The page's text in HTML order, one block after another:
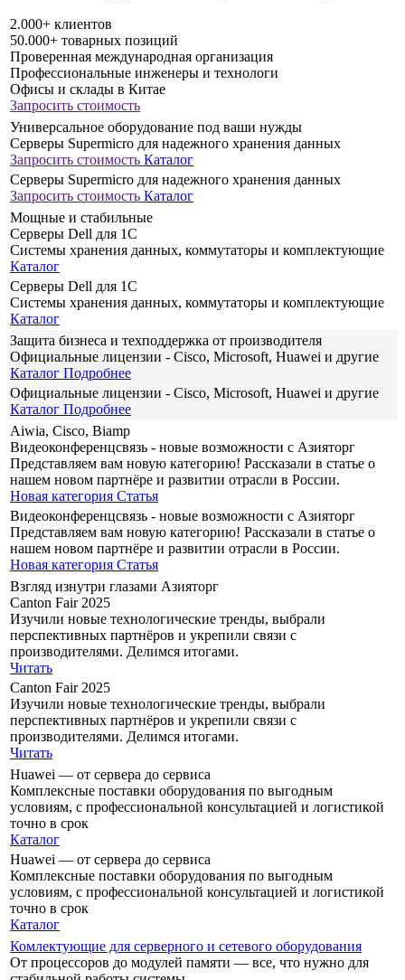
2.000+ клиентов
50.000+ товарных позиций
Проверенная международная организация
Профессиональные инженеры и технологи
Офисы и склады в Китае
Запросить стоимость
Универсальное оборудование под ваши нужды
Серверы Supermicro для надежного хранения данных
Запросить стоимость Каталог
Серверы Supermicro для надежного хранения данных
Запросить стоимость Каталог
Мощные и стабильные
Серверы Dell для 1С
Системы хранения данных, коммутаторы и комплектующие
Каталог
Серверы Dell для 1С
Системы хранения данных, коммутаторы и комплектующие
Каталог
Защита бизнеса и техподдержка от производителя
Официальные лицензии - Cisco, Microsoft, Huawei и другие
Каталог Подробнее
Официальные лицензии - Cisco, Microsoft, Huawei и другие
Каталог Подробнее
Aiwia, Cisco, Biamp
Видеоконференцсвязь - новые возможности с Азияторг
Представляем вам новую категорию! Рассказали в статье о
нашем новом партнёре и развитии отрасли в России.
Новая категория Статья
Видеоконференцсвязь - новые возможности с Азияторг
Представляем вам новую категорию! Рассказали в статье о
нашем новом партнёре и развитии отрасли в России.
Новая категория Статья
Взгляд изнутри глазами Азияторг​
Canton Fair 2025
Изучили новые технологические тренды, выбрали
перспективных партнёров и укрепили связи с
производителями. Делимся итогами.
Читать
Canton Fair 2025
Изучили новые технологические тренды, выбрали
перспективных партнёров и укрепили связи с
производителями. Делимся итогами.
Читать
Huawei — от сервера до сервиса
Комплексные поставки оборудования по выгодным
условиям, с профессиональной консультацией и логистикой
точно в срок
Каталог
Huawei — от сервера до сервиса
Комплексные поставки оборудования по выгодным
условиям, с профессиональной консультацией и логистикой
точно в срок
Каталог
Комлектующие для серверного и сетевого оборудования
От процессоров до модулей памяти — все, что нужно для